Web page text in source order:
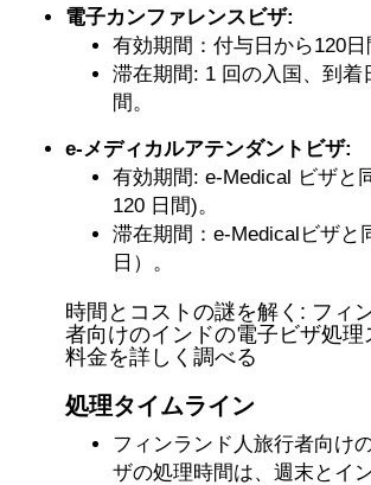
電子カンファレンスビザ:
有効期間：付与日から120日
滞在期間: 1 回の入国、到着
間。
e-メディカルアテンダントビザ:
有効期間: e-Medical ビザと
120 日間)。
滞在期間：e-Medicalビザと
日）。
時間とコストの謎を解く: フィ
者向けのインドの電子ビザ処理
料金を詳しく調べる
処理タイムライン
フィンランド人旅行者向け
ザの処理時間は、週末とイ